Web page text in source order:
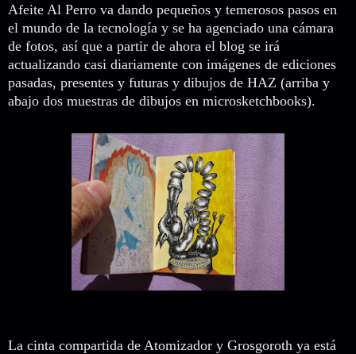
Afeite Al Perro va dando pequeños y temerosos pasos en
el mundo de la tecnología y se ha agenciado una cámara
de fotos, así que a partir de ahora el blog se irá
actualizando casi diariamente con imágenes de ediciones
pasadas, presentes y futuras y dibujos de HAZ (arriba y
abajo dos muestras de dibujos en microsketchbooks).
La cinta compartida de Atomizador y Grosgoroth ya está